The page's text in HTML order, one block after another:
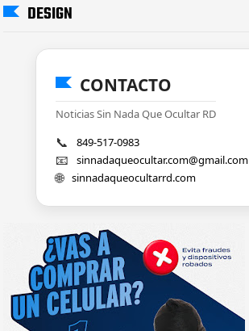
DESIGN
CONTACTO
Noticias Sin Nada Que Ocultar RD
📞 849-517-0983
📧 sinnadaqueocultar.com@gmail.com
🌐 sinnadaqueocultarrd.com